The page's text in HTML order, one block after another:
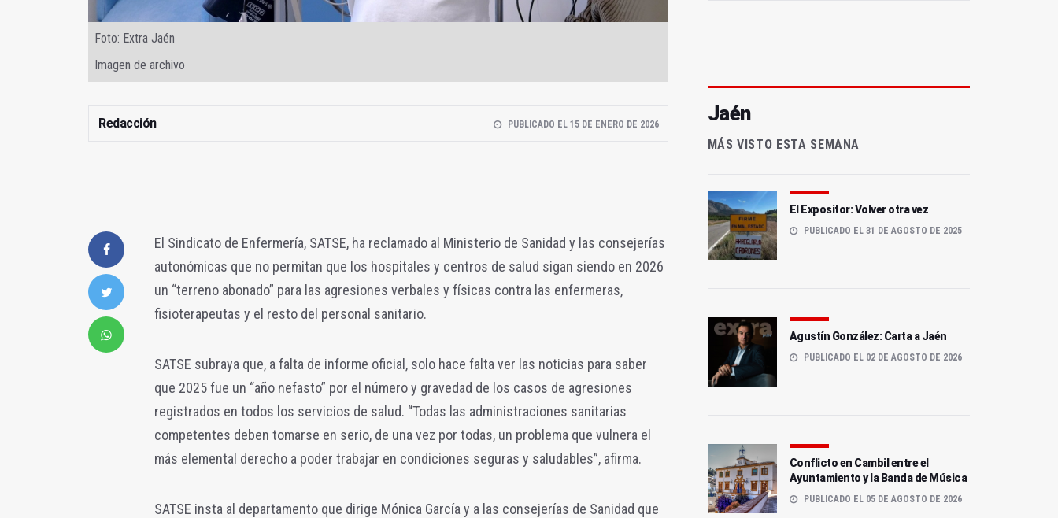
Foto: Extra Jaén
Imagen de archivo
Redacción PUBLICADO EL 15 DE ENERO DE 2026
El Sindicato de Enfermería, SATSE, ha reclamado al Ministerio de Sanidad y las consejerías
autonómicas que no permitan que los hospitales y centros de salud sigan siendo en 2026
un “terreno abonado” para las agresiones verbales y físicas contra las enfermeras,
fisioterapeutas y el resto del personal sanitario.
SATSE subraya que, a falta de informe oficial, solo hace falta ver las noticias para saber
que 2025 fue un “año nefasto” por el número y gravedad de los casos de agresiones
registrados en todos los servicios de salud. “Todas las administraciones sanitarias
competentes deben tomarse en serio, de una vez por todas, un problema que vulnera el
más elemental derecho a poder trabajar en condiciones seguras y saludables”, afirma.
SATSE insta al departamento que dirige Mónica García y a las consejerías de Sanidad que
Jaén
MÁS VISTO ESTA SEMANA
El Expositor: Volver otra vez
PUBLICADO EL 31 DE AGOSTO DE 2025
Agustín González: Carta a Jaén
PUBLICADO EL 02 DE AGOSTO DE 2026
Conflicto en Cambil entre el
Ayuntamiento y la Banda de Música
PUBLICADO EL 05 DE AGOSTO DE 2026